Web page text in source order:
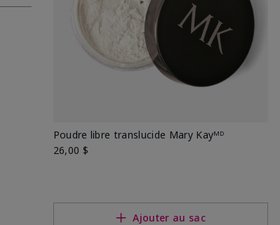
de teint
teinté
Poudre libre translucide Mary Kayᴹᴰ
26,00 $
Ajouter au sac